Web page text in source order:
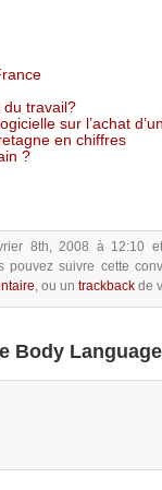
du travail?
sur l’achat
en chiffres
?
8th, 2008 à 12:10
pouvez suivre cette
, ou un trackback de
Body